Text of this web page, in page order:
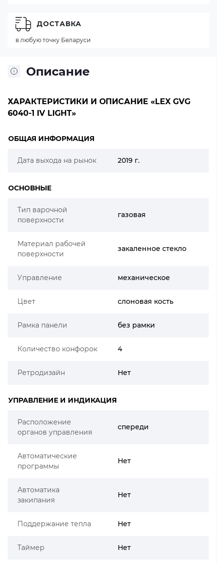
Описание
ХАРАКТЕРИСТИКИ И ОПИСАНИЕ «LEX GVG
6040-1 IV LIGHT»
ОБЩАЯ ИНФОРМАЦИЯ
Дата выхода на рынок 2019 г.
ОСНОВНЫЕ
Тип варочной
поверхности
газовая
Материал рабочей
поверхности
закаленное стекло
Управление механическое
Цвет слоновая кость
Рамка панели без рамки
Количество конфорок 4
Ретродизайн Нет
УПРАВЛЕНИЕ И ИНДИКАЦИЯ
Расположение
органов управления
спереди
Автоматические
программы
Нет
Автоматика
закипания
Нет
Поддержание тепла Нет
Таймер Нет
ДОСТАВКА
в любую точку Беларуси